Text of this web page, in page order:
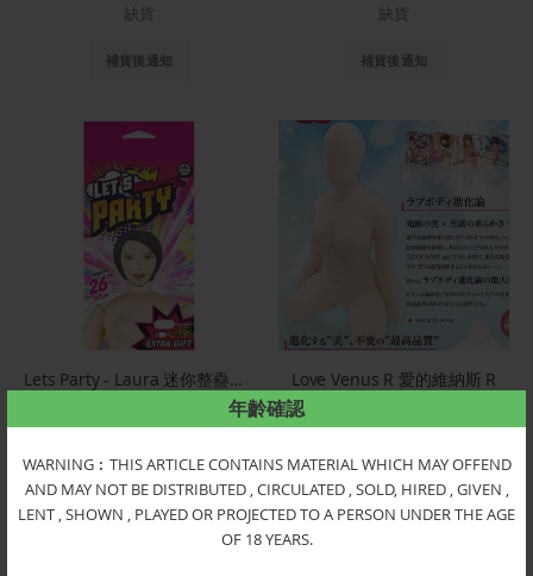
年齡確認
WARNING︰THIS ARTICLE CONTAINS MATERIAL WHICH MAY OFFEND
AND MAY NOT BE DISTRIBUTED , CIRCULATED , SOLD, HIRED , GIVEN ,
LENT , SHOWN , PLAYED OR PROJECTED TO A PERSON UNDER THE AGE
OF 18 YEARS.
缺貨
補貨後通知
缺貨
補貨後通知
Lets Party - Laura 迷你整蠱形吹氣公仔 32SFA
補貨後通知
Love Venus R 愛的維納斯 R
補貨後通知